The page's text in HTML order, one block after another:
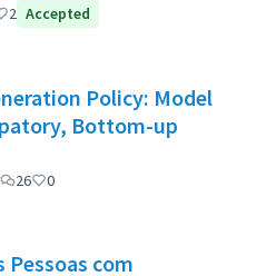
officiel
2 Accepted
Policy: Model
Bottom-up
officiel
26 0
Pessoas com